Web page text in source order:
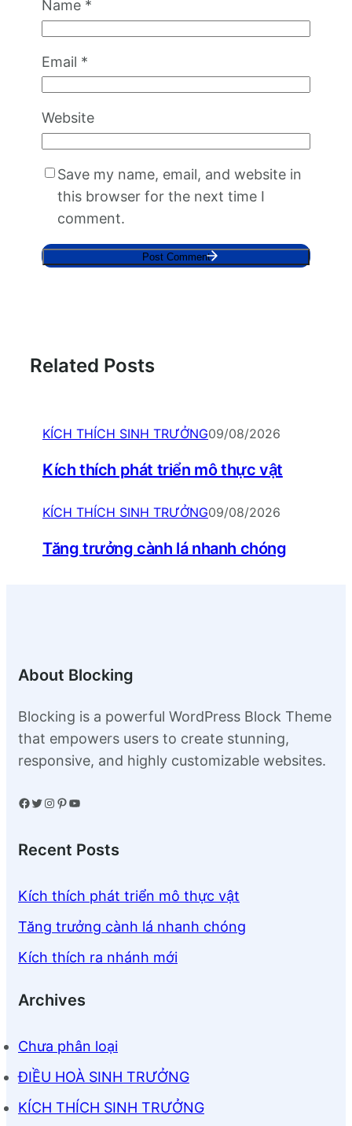
Name *
Email *
Website
Save my name, email, and website in
this browser for the next time I
comment.
Related Posts
KÍCH THÍCH SINH TRƯỞNG09/08/2026
Kích thích phát triển mô thực vật
KÍCH THÍCH SINH TRƯỞNG09/08/2026
Tăng trưởng cành lá nhanh chóng
About Blocking
Blocking is a powerful WordPress Block Theme
that empowers users to create stunning,
responsive, and highly customizable websites.
Facebook Twitter Instagram Pinterest YouTube
Recent Posts
Kích thích phát triển mô thực vật
Tăng trưởng cành lá nhanh chóng
Kích thích ra nhánh mới
Archives
Chưa phân loại
ĐIỀU HOÀ SINH TRƯỞNG
KÍCH THÍCH SINH TRƯỞNG